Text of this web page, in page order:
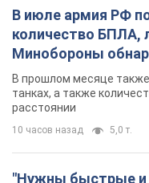
"Нужны быстрые и
Корецкий
приоритетный
складским
Так или иначе, бизнес
6 часов назад